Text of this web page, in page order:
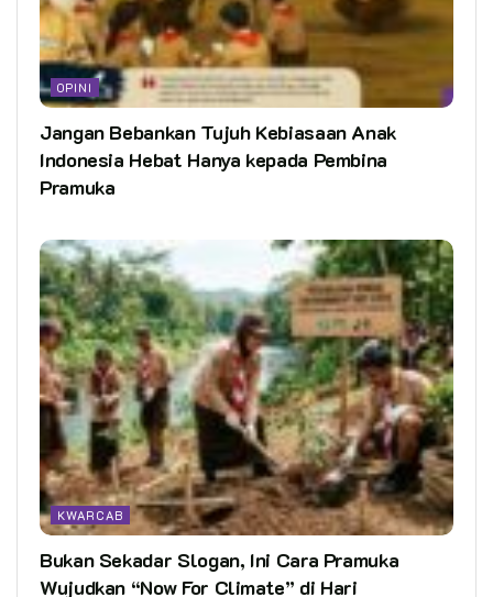
OPINI
Jangan Bebankan Tujuh Kebiasaan Anak
Indonesia Hebat Hanya kepada Pembina
Pramuka
KWARCAB
Bukan Sekadar Slogan, Ini Cara Pramuka
Wujudkan “Now For Climate” di Hari